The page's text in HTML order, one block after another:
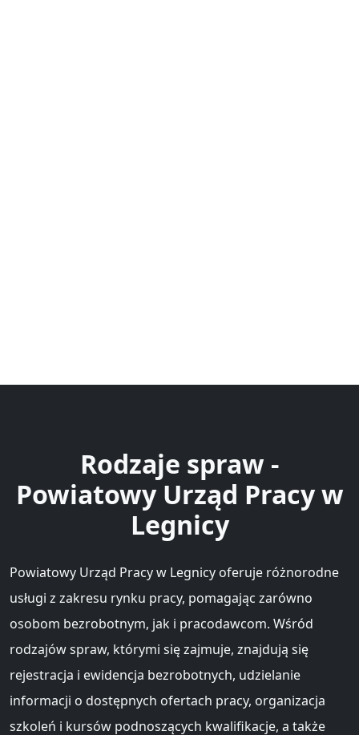
Rodzaje spraw -
Powiatowy Urząd Pracy w
Legnicy
Powiatowy Urząd Pracy w Legnicy oferuje różnorodne
usługi z zakresu rynku pracy, pomagając zarówno
osobom bezrobotnym, jak i pracodawcom. Wśród
rodzajów spraw, którymi się zajmuje, znajdują się
rejestracja i ewidencja bezrobotnych, udzielanie
informacji o dostępnych ofertach pracy, organizacja
szkoleń i kursów podnoszących kwalifikacje, a także